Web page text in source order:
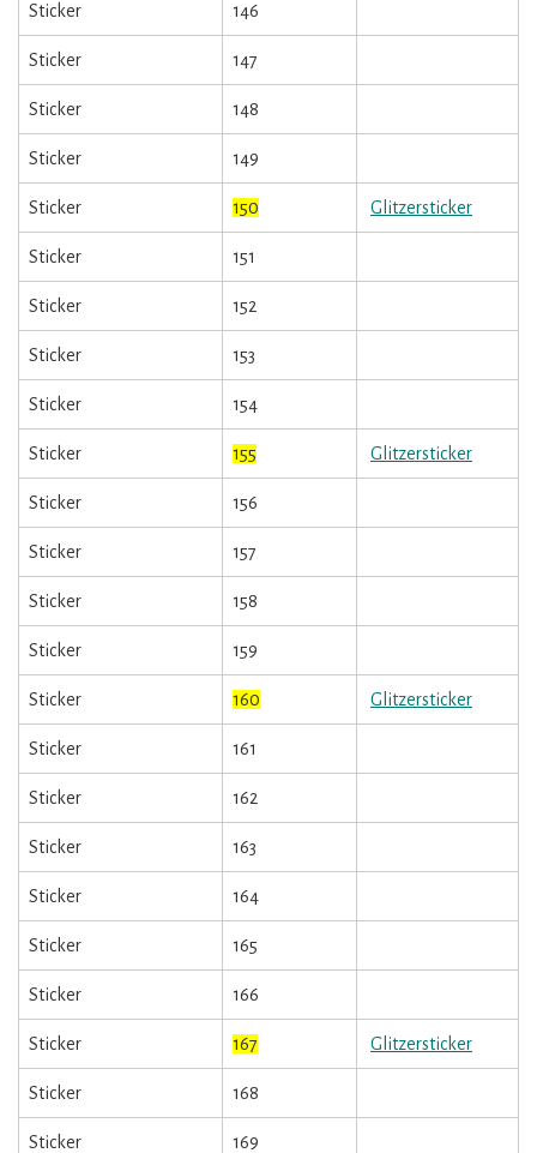
Sticker 146
Sticker 147
Sticker 148
Sticker 149
Sticker 150 Glitzersticker
Sticker 151
Sticker 152
Sticker 153
Sticker 154
Sticker 155 Glitzersticker
Sticker 156
Sticker 157
Sticker 158
Sticker 159
Sticker 160 Glitzersticker
Sticker 161
Sticker 162
Sticker 163
Sticker 164
Sticker 165
Sticker 166
Sticker 167 Glitzersticker
Sticker 168
Sticker 169